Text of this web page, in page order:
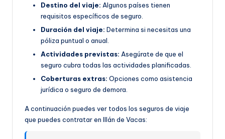
Destino del viaje: Algunos países tienen
requisitos específicos de seguro.
Duración del viaje: Determina si necesitas una
póliza puntual o anual.
Actividades previstas: Asegúrate de que el
seguro cubra todas las actividades planificadas.
Coberturas extras: Opciones como asistencia
jurídica o seguro de demora.
A continuación puedes ver todos los seguros de viaje
que puedes contratar en Illán de Vacas: